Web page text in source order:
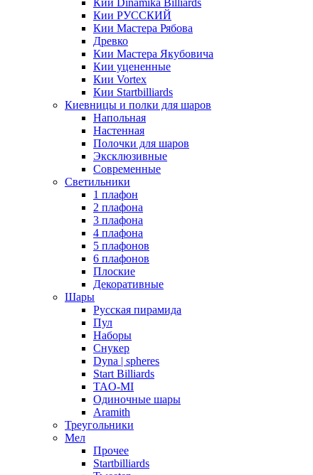
Кии Dinamika Billiards
Кии РУССКИЙ
Кии Мастера Рябова
Древко
Кии Мастера Якубовича
Кии уцененные
Кии Vortex
Кии Startbilliards
Киевницы и полки для шаров
Напольная
Настенная
Полочки для шаров
Эксклюзивные
Современные
Светильники
1 плафон
2 плафона
3 плафона
4 плафона
5 плафонов
6 плафонов
Плоские
Декоративные
Шары
Русская пирамида
Пул
Наборы
Снукер
Dyna | spheres
Start Billiards
TAO-MI
Одиночные шары
Aramith
Треугольники
Мел
Прочее
Startbilliards